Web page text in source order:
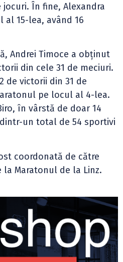
jocuri. În fine, Alexandra
15-lea, având 16
Andrei Timoce a obținut
din cele 31 de meciuri.
de victorii din 31 de
pe locul al 4-lea.
în vârstă de doar 14
un total de 54 sportivi
coordonată de către
Maratonul de la Linz.